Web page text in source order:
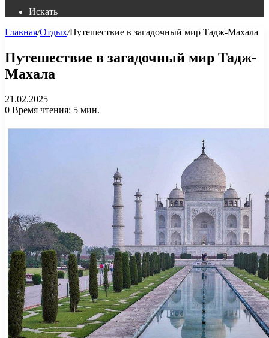
Искать
Главная/Отдых/Путешествие в загадочный мир Тадж-Махала
Путешествие в загадочный мир Тадж-
Махала
21.02.2025
0 Время чтения: 5 мин.